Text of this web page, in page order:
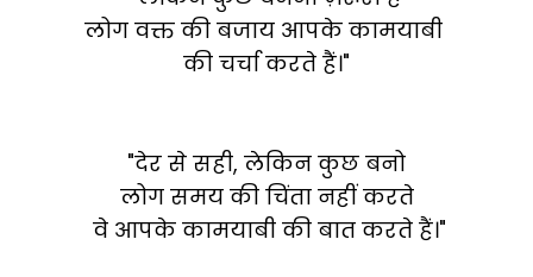
लोग वक्त की बजाय आपके कामयाबी
की चर्चा करते हैं।"
"देर से सही, लेकिन कुछ बनो
लोग समय की चिंता नहीं करते
वे आपके कामयाबी की बात करते हैं।"